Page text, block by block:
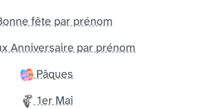
fête par prénom
Anniversaire par prénom
Pâques
1er Mai